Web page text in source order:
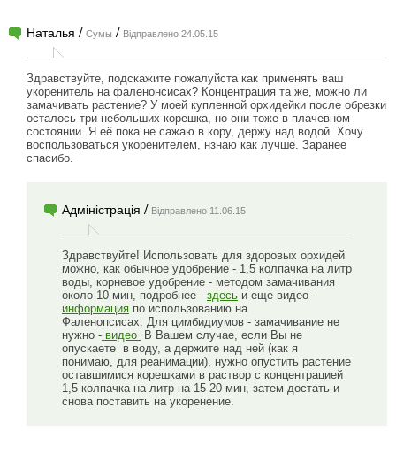
Наталья / Сумы / Відправлено 24.05.15
Здравствуйте, подскажите пожалуйста как применять ваш
укоренитель на фаленонсисах? Концентрация та же, можно ли
замачивать растение? У моей купленной орхидейки после обрезки
осталось три небольших корешка, но они тоже в плачевном
состоянии. Я её пока не сажаю в кору, держу над водой. Хочу
воспользоваться укоренителем, нзнаю как лучше. Заранее
спасибо.
Адміністрація / Відправлено 11.06.15
Здравствуйте! Использовать для здоровых орхидей
можно, как обычное удобрение - 1,5 колпачка на литр
воды, корневое удобрение - методом замачивания
около 10 мин, подробнее - здесь и еще видео-
информация по использованию на
Фаленопсисах. Для цимбидиумов - замачивание не
нужно - видео
В Вашем случае, если Вы не
опускаете в воду, а держите над ней (как я
понимаю, для реанимации), нужно опустить растение
оставшимися корешками в раствор с концентрацией
1,5 колпачка на литр на 15-20 мин, затем достать и
снова поставить на укоренение.